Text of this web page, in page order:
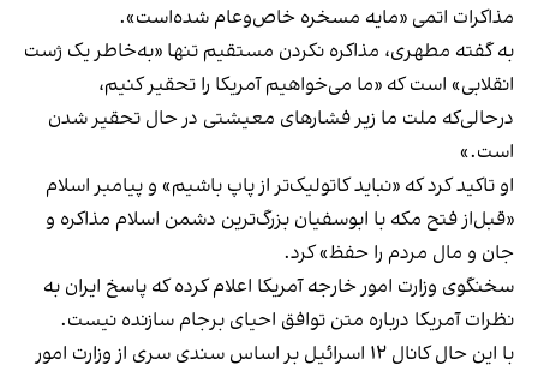
مذاکرات اتمی «مایه مسخره خاص‌وعام شده‌است».
به گفته مطهری، مذاکره نکردن مستقیم تنها «به‌خاطر یک ژست
انقلابی» است که «ما می‌خواهیم آمریکا را تحقیر کنیم،
درحالی‌که ملت ما زیر فشارهای معیشتی در حال تحقیر شدن
است.»
او تاکید کرد که «نباید کاتولیک‌تر از پاپ باشیم» و پیامبر اسلام
«قبل‌از فتح مکه با ابوسفیان بزرگ‌ترین دشمن اسلام مذاکره و
جان و مال مردم را حفظ» کرد.
سخنگوی وزارت امور خارجه آمریکا اعلام کرده که پاسخ ایران به
نظرات آمریکا درباره متن توافق احیای برجام سازنده نیست.
با این حال کانال ۱۲ اسرائیل بر اساس سندی سری از وزارت امور